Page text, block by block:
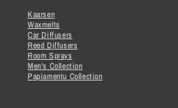
Kaarsen
Waxmelts
Car Diffusers
Reed Diffusers
Room Sprays
Men's Collection
Papiamentu Collection